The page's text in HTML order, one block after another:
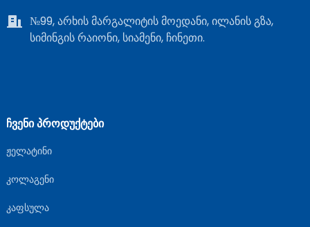
№99, არხის მარგალიტის მოედანი, ილანის გზა,
სიმინგის რაიონი, სიამენი, ჩინეთი.
ᲩᲕᲔᲜᲘ ᲞᲠᲝᲓᲣᲥᲢᲔᲑᲘ
ჟელატინი
კოლაგენი
კაფსულა